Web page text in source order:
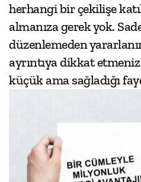
herhangi bir çekilişe
almanıza gerek yok.
düzenlemeden
ayrıntıya dikkat
küçük ama sağladığı